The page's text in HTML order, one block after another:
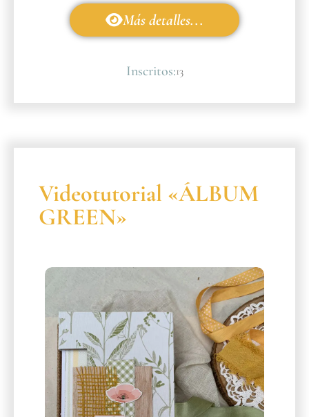
Más detalles...
Inscritos:13
Videotutorial «ÁLBUM
GREEN»